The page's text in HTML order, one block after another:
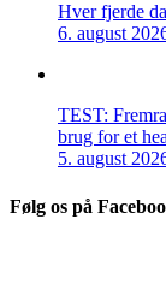
Hver fjerde
6. august
TEST:
brug for et
5. august
Følg os på